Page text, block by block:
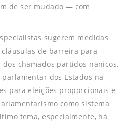
de ser mudado ― com
sugerem medidas
de barreira para
chamados partidos nanicos,
dos Estados na
para eleições proporcionais e
como sistema
tema, especialmente, há